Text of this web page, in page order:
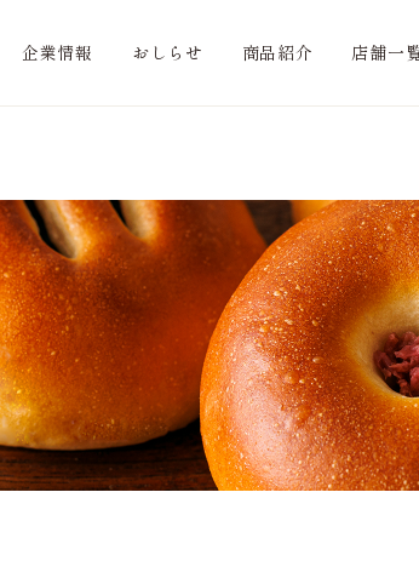
企業情報 おしらせ 商品紹介 店舗一